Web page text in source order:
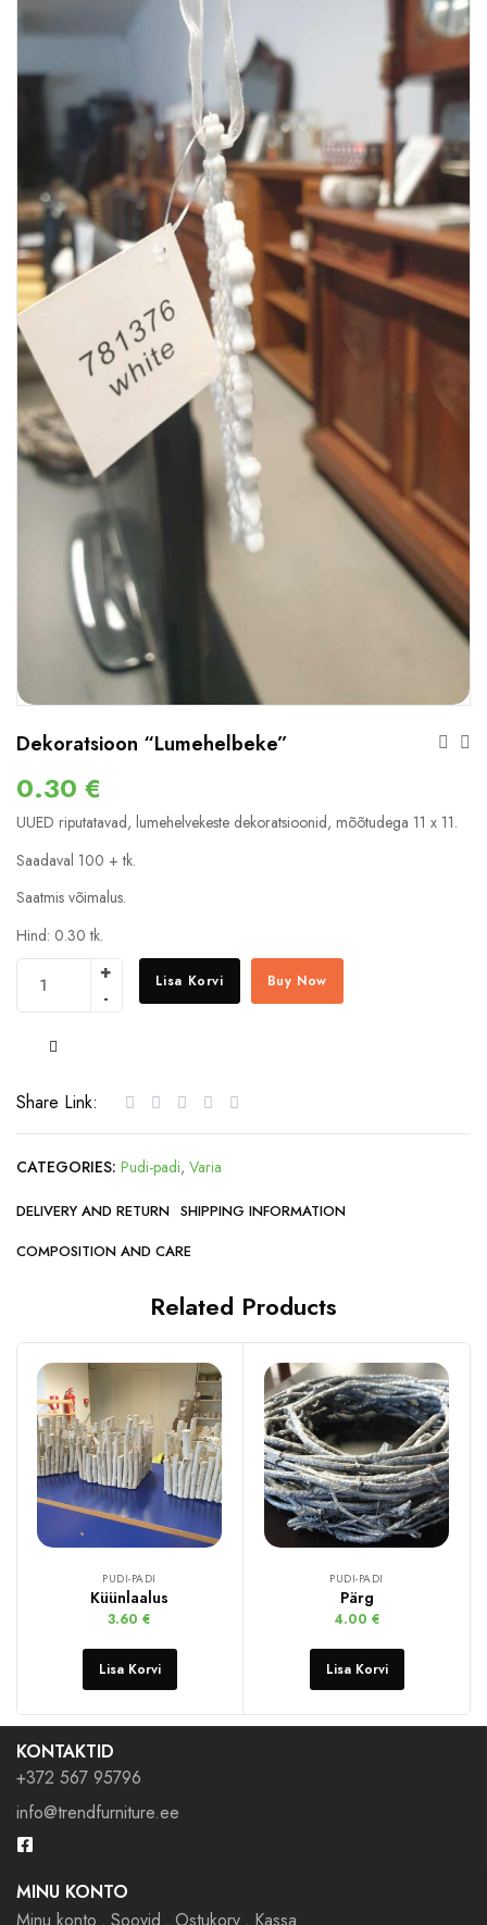
Dekoratsioon “Lumehelbeke”
0.30 €
UUED riputatavad, lumehelvekeste dekoratsioonid, mõõtudega 11 x 11.
Saadaval 100 + tk.
Saatmis võimalus.
Hind: 0.30 tk.
Lisa Korvi Buy Now
Share Link:
CATEGORIES: Pudi-padi, Varia
DELIVERY AND RETURN SHIPPING INFORMATION
COMPOSITION AND CARE
Related Products
PUDI-PADI
Küünlaalus
3.60 €
Lisa Korvi
PUDI-PADI
Pärg
4.00 €
Lisa Korvi
KONTAKTID
+372 567 95796
info@trendfurniture.ee
MINU KONTO
Minu konto
Soovid Ostukorv Kassa